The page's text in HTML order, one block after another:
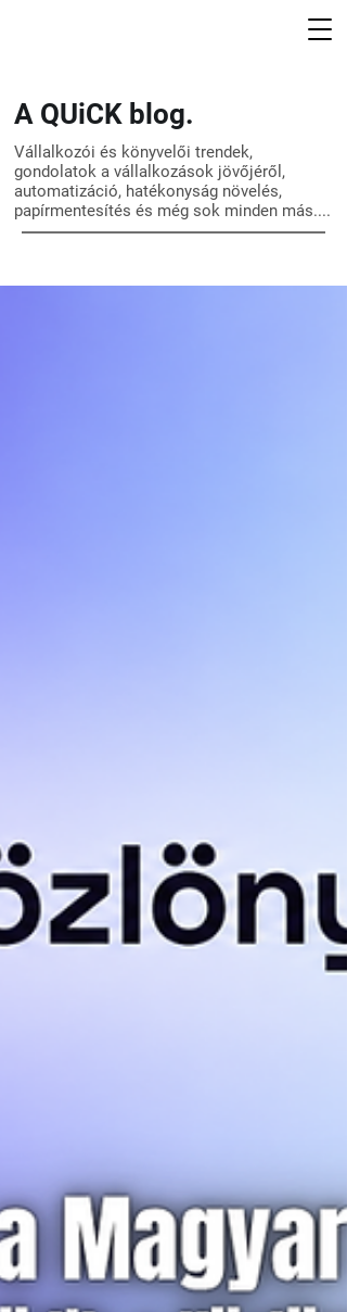
A QUiCK blog.
Vállalkozói és könyvelői trendek,
gondolatok a vállalkozások jövőjéről,
automatizáció, hatékonyság növelés,
papírmentesítés és még sok minden más....